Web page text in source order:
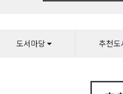
도서마당 추천도